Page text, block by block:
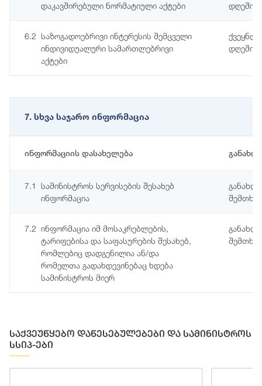
დაკავშირებული ნორმატიული აქტები
დღეში
6.2 საზოგადოებრივი ინტერესის შემცველი
ინდივიდუალური სამართლებრივი
აქტები
დღეში
7. სხვა საჯარო ინფორმაცია
ინფორმაციის დასახელება
7.1
სამინისტროს სერვისების შესახებ
ინფორმაცია
7.2 ინფორმაცია იმ მოსაკრებლების,
ტარიფებისა და საფასურების შესახებ,
რომლებიც დადგენილია ან/და
რომელთა გადახდევინებაც ხდება
სამინისტროს მიერ
საქვეუწყებო დაწესებულებები და სამინისტროს
სსიპ-ები